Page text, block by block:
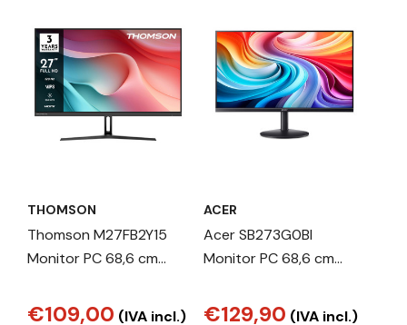
THOMSON
Thomson M27FB2Y15
Monitor PC 68,6 cm
Full HD Nero
€109,00 (IVA incl.)
ACER
Acer SB273G0BI
Monitor PC 68,6 cm
Full HD LED Nero
€129,90 (IVA incl.)